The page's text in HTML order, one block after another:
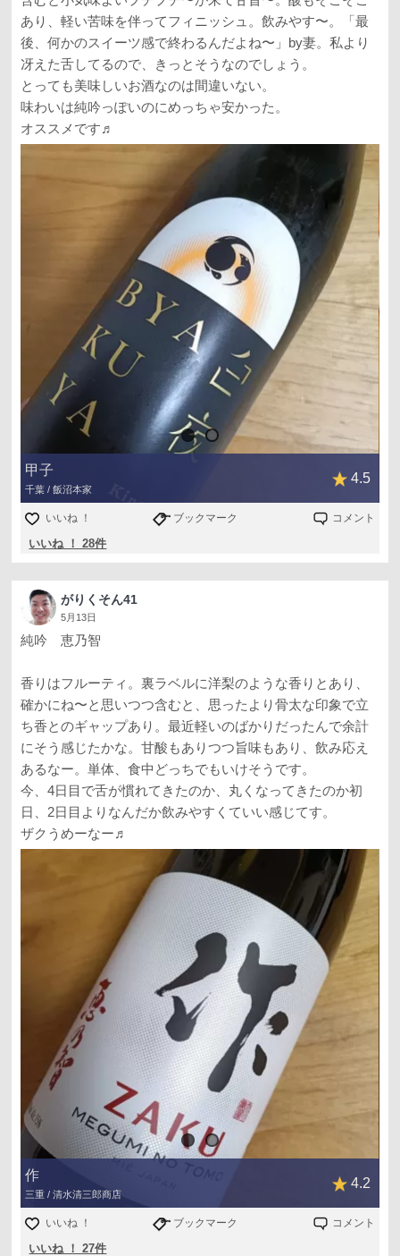
あり、軽い苦味を伴ってフィニッシュ。飲みやす〜。「最
後、何かのスイーツ感で終わるんだよね〜」by妻。私より
冴えた舌してるので、きっとそうなのでしょう。
とっても美味しいお酒なのは間違いない。
味わいは純吟っぽいのにめっちゃ安かった。
オススメです♬
甲子
千葉 / 飯沼本家
4.5
いいね ！ ブックマーク コメント
いいね ！ 28件
がりくそん41
5月13日
純吟 恵乃智
香りはフルーティ。裏ラベルに洋梨のような香りとあり、
確かにね〜と思いつつ含むと、思ったより骨太な印象で立
ち香とのギャップあり。最近軽いのばかりだったんで余計
にそう感じたかな。甘酸もありつつ旨味もあり、飲み応え
あるなー。単体、食中どっちでもいけそうです。
今、4日目で舌が慣れてきたのか、丸くなってきたのか初
日、2日目よりなんだか飲みやすくていい感じてす。
ザクうめーなー♬
作
三重 / 清水清三郎商店
4.2
いいね ！ ブックマーク コメント
いいね ！ 27件